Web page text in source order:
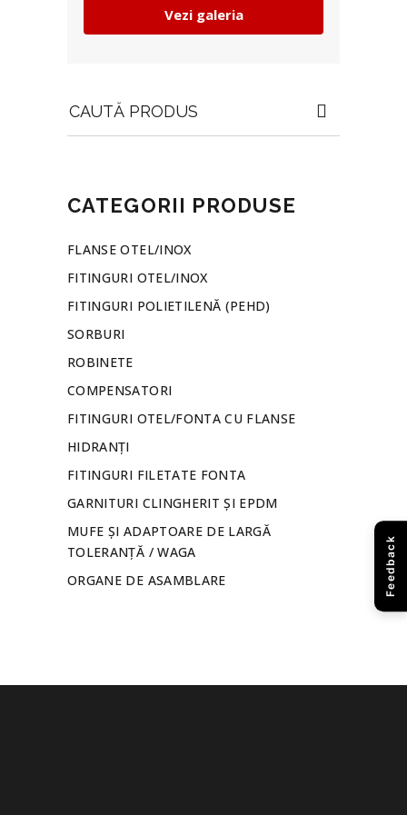
Vezi galeria
for:
CATEGORII PRODUSE
FLANSE OTEL/INOX
FITINGURI OTEL/INOX
FITINGURI POLIETILENĂ (PEHD)
SORBURI
ROBINETE
COMPENSATORI
FITINGURI OTEL/FONTA CU FLANSE
HIDRANȚI
FITINGURI FILETATE FONTA
GARNITURI CLINGHERIT ȘI EPDM
MUFE ȘI ADAPTOARE DE LARGĂ
TOLERANȚĂ / WAGA
ORGANE DE ASAMBLARE
Feedback